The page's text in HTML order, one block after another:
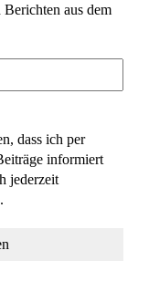
aus dem
dass ich per
informiert
jederzeit